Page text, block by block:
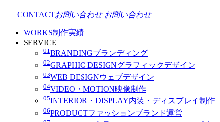
CONTACTお問い合わせ お問い合わせ
WORKS制作実績
SERVICE
01 BRANDINGブランディング
02GRAPHIC DESIGNグラフィックデザイン
03WEB DESIGNウェブデザイン
04VIDEO・MOTION映像制作
05INTERIOR・DISPLAY内装・ディスプレイ制作
06PRODUCTファッションブランド運営